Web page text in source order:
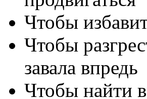
Чтобы
Чтобы
завала впредь
Чтобы найти